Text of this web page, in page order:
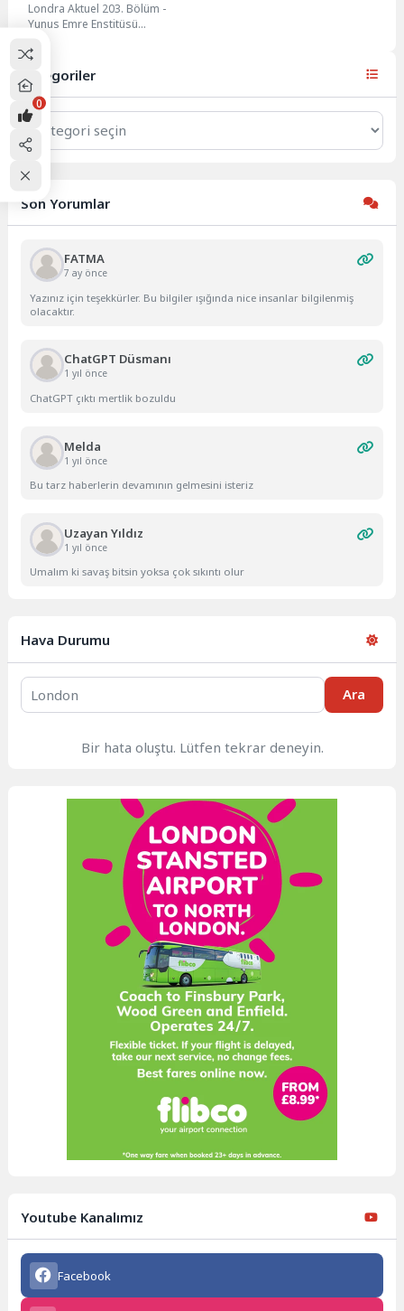
devam ediyor
Londra Aktuel 203. Bölüm -
Yunus Emre Enstitüsü
Müslüman Avrupa’ya Bir
Yolculuk” isimli...
Kategoriler
Kategoriler
Son Yorumlar
FATMA
7 ay önce
Yazınız için teşekkürler. Bu bilgiler ışığında nice insanlar bilgilenmiş
olacaktır.
ChatGPT Düsmanı
1 yıl önce
ChatGPT çıktı mertlik bozuldu
Melda
1 yıl önce
Bu tarz haberlerin devamının gelmesini isteriz
Uzayan Yıldız
1 yıl önce
Umalım ki savaş bitsin yoksa çok sıkıntı olur
Hava Durumu
Ara
Bir hata oluştu. Lütfen tekrar deneyin.
Youtube Kanalımız
Facebook
0